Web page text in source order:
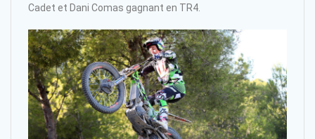
Cadet et Dani Comas gagnant en TR4.